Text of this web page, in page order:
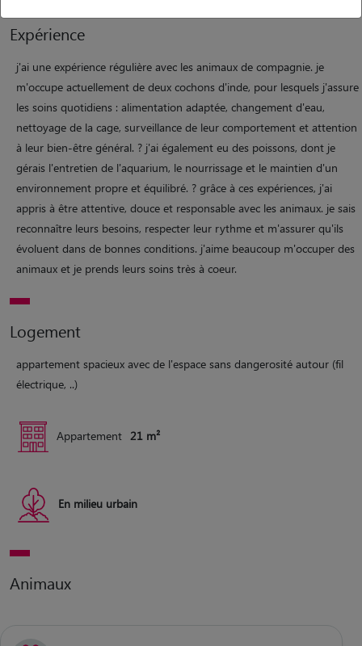
Expérience
j'ai une expérience régulière avec les animaux de compagnie. je
m'occupe actuellement de deux cochons d'inde, pour lesquels j'assure
les soins quotidiens : alimentation adaptée, changement d'eau,
nettoyage de la cage, surveillance de leur comportement et attention
à leur bien-être général. ? j'ai également eu des poissons, dont je
gérais l'entretien de l'aquarium, le nourrissage et le maintien d'un
environnement propre et équilibré. ? grâce à ces expériences, j'ai
appris à être attentive, douce et responsable avec les animaux. je sais
reconnaître leurs besoins, respecter leur rythme et m'assurer qu'ils
évoluent dans de bonnes conditions. j'aime beaucoup m'occuper des
animaux et je prends leurs soins très à coeur.
Logement
appartement spacieux avec de l'espace sans dangerosité autour (fil
électrique, ..)
Appartement 21 m²
En milieu urbain
Animaux